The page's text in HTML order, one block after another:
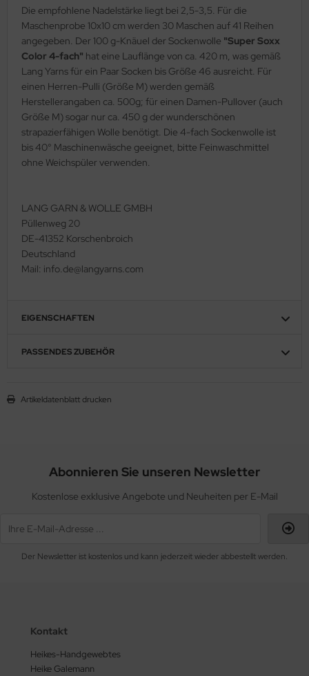
Die empfohlene Nadelstärke liegt bei 2,5-3,5. Für die
Maschenprobe 10x10 cm werden 30 Maschen auf 41 Reihen
angegeben. Der 100 g-Knäuel der Sockenwolle "Super Soxx
Color 4-fach" hat eine Lauflänge von ca. 420 m, was gemäß
Lang Yarns für ein Paar Socken bis Größe 46 ausreicht. Für
einen Herren-Pulli (Größe M) werden gemäß
Herstellerangaben ca. 500g; für einen Damen-Pullover (auch
Größe M) sogar nur ca. 450 g der wunderschönen
strapazierfähigen Wolle benötigt. Die 4-fach Sockenwolle ist
bis 40° Maschinenwäsche geeignet, bitte Feinwaschmittel
ohne Weichspüler verwenden.
LANG GARN & WOLLE GMBH
Püllenweg 20
DE-41352 Korschenbroich
Deutschland
Mail: info.de@langyarns.com
EIGENSCHAFTEN
PASSENDES ZUBEHÖR
Artikeldatenblatt drucken
Abonnieren Sie unseren Newsletter
Kostenlose exklusive Angebote und Neuheiten per E-Mail
Der Newsletter ist kostenlos und kann jederzeit wieder abbestellt werden.
Kontakt
Heikes-Handgewebtes
Heike Galemann